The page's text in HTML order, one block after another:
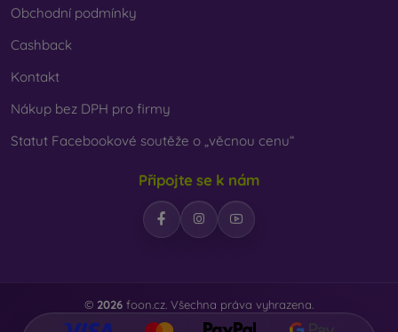
Obchodní podmínky
Cashback
Kontakt
Nákup bez DPH pro firmy
Statut Facebookové soutěže o „věcnou cenu“
Připojte se k nám
© 2026 foon.cz. Všechna práva vyhrazena.